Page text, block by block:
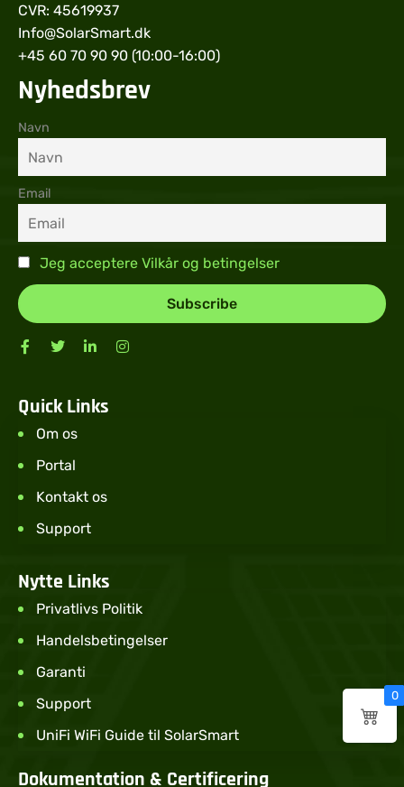
CVR: 45619937
Info@SolarSmart.dk
+45 60 70 90 90 (10:00-16:00)
Nyhedsbrev
Navn
Email
Jeg acceptere Vilkår og betingelser
Quick Links
Om os
Portal
Kontakt os
Support
Nytte Links
Privatlivs Politik
Handelsbetingelser
Garanti
Support
UniFi WiFi Guide til SolarSmart
Dokumentation & Certificering
0